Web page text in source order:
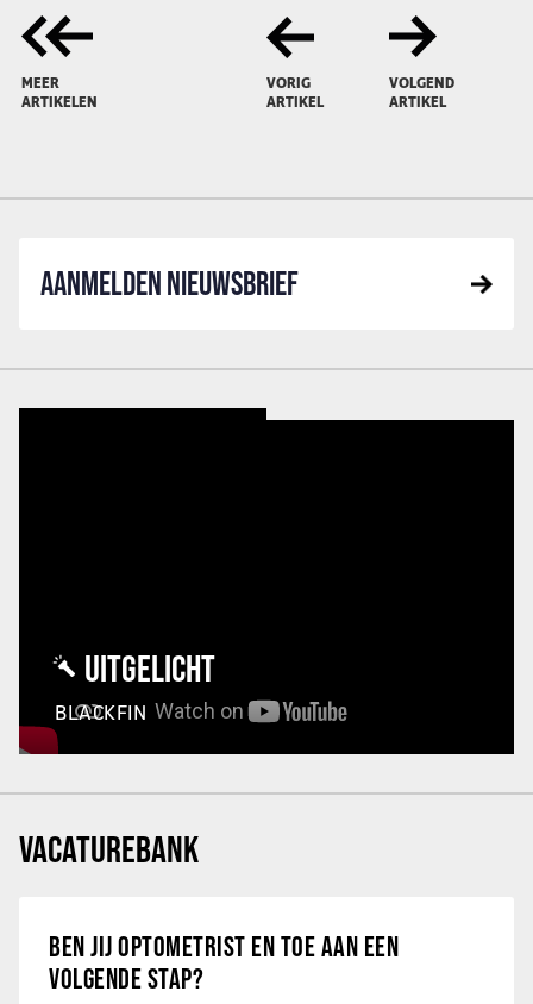
MEER
ARTIKELEN
VORIG
ARTIKEL
VOLGEND
ARTIKEL
AANMELDEN NIEUWSBRIEF
UITGELICHT
BLACKFIN
VACATUREBANK
BEN JIJ OPTOMETRIST EN TOE AAN EEN
VOLGENDE STAP?